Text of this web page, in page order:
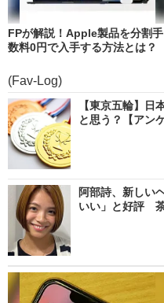
FPが解説！Apple製品を分割手
数料0円で入手する方法とは？
(Fav-Log)
【東京五輪】日
と思う？【アン
阿部詩、新しい
いい」と好評